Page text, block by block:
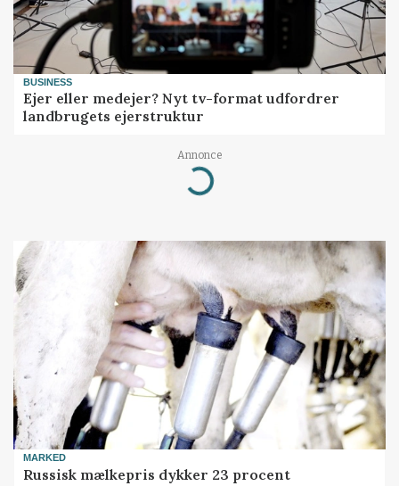
BUSINESS
Ejer eller medejer? Nyt tv-format udfordrer
landbrugets ejerstruktur
Annonce
Loading...
MARKED
Russisk mælkepris dykker 23 procent